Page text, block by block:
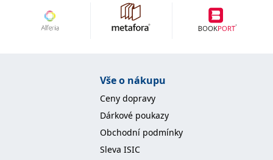
Vše o nákupu
Ceny dopravy
Dárkové poukazy
Obchodní podmínky
Sleva ISIC